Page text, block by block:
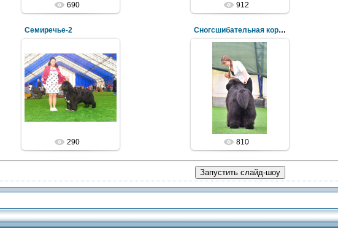
690 912
Семиречье-2
290
Сногсшибательная корма!
810